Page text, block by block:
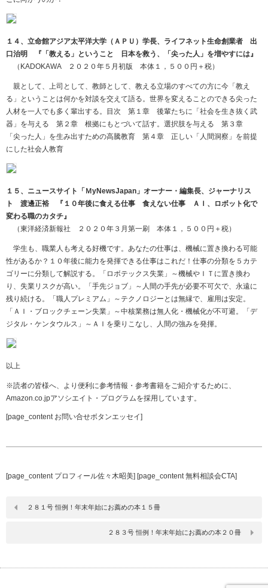
１４、立命館アジア太平洋大学（ＡＰＵ）学長、ライフネット生命創業者 出
口治明 『「教える」ということ 日本を救う、「尖った人」を増やすには』
（ KADOKAWA２０２０年５月初版 本体１，５００円＋税）
親として、上司として、教師として、教える立場のすべての方に今「教え
る」ということは何かを対談を交えて語る。世界を変えることのできる尖った
人材を一人でも多く輩出する。目次 第１章 後輩たちに「社会を生き抜く武
器」を与える 第２章 根拠にもとづいて話す。選択肢を与える 第３章
「尖った人」を生み出すための高騰教育 第４章 正しい「人間洞察」を前提
にした社会人教育
１５、ニュースサイト「ＭyNewsJapan」オーナー・編集長、ジャーナリス
ト 渡邊正裕 『１０年後に食える仕事 食えない仕事 ＡＩ、ロボット化で
変わる職のカタチ』
（東洋経済新報社 ２０２０年３月第一刷 本体１，５００円＋税）
学生も、職業人も考える好機です。あなたの仕事は、機械に置き換わる可能
性があるか？１０年後に能力を発揮できる仕事はこれだ！仕事の分類を５カテ
ゴリーに分類して解説する。「ロボテックス失業」～機械やＩＴに置き換わ
り、失業リスクが高い。「手先ジョブ」～人間の手先が必要不可欠で、永遠に
残り続ける。「職人プレミアム」～テクノロジーとは無縁で、雇用は安定。
「ＡＩ・ブロックチェーン失業」～中核業務は無人化・機械化が不可避。「デ
ジタル・ケンタウルス」～ＡＩを乗りこなし、人間の強みを発揮。
以上
※読者の皆様へ、より便利に参考情報・参考書籍をご紹介するために、
Amazon.co.jpアソシエイト・プログラムを採用しています。
[page_content お問い合せボタンエッセイ]
[page_content プロフィール佐々木昭美] [page_content 無料相談会CTA]
２８１号 恒例！年末年始にお薦めの本１５冊
２８３号 恒例！年末年始にお薦めの本２０冊